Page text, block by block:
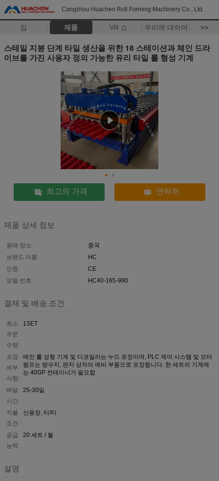
Cangzhou Huachen Roll Forming Machinery Co., Ltd.
집 제품 VR 쇼 우리에 대하여 >>
스테일 지붕 단계 타일 생산을 위한 18 스테이션과 체인 드라
이브를 가진 사용자 정의 가능한 유리 타일 롤 형성 기계
최고의 가격 연락처
제품 상세 정보
원래 장소:
중국
브랜드 이름:
HC
인증:
CE
모델 번호:
HC40-165-990
결제 및 배송 조건
최소
주문
수량:
1SET
포장
세부
사항:
메인 롤 성형 기계 및 디코일러는 누드 포장이며, PLC 제어 시스템 및 모터
펌프는 방수지, 판지 상자의 예비 부품으로 포장됩니다. 한 세트의 기계에
는 40GP 컨테이너가 필요합
배달
시간:
25-30일
지불
조건:
신용장, 티/티
공급
능력:
20 세트 / 월
설명